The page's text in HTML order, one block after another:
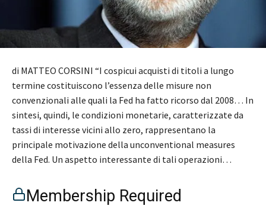
di MATTEO CORSINI “I cospicui acquisti di titoli a lungo
termine costituiscono l’essenza delle misure non
convenzionali alle quali la Fed ha fatto ricorso dal 2008… In
sintesi, quindi, le condizioni monetarie, caratterizzate da
tassi di interesse vicini allo zero, rappresentano la
principale motivazione della unconventional measures
della Fed. Un aspetto interessante di tali operazioni…
Membership Required